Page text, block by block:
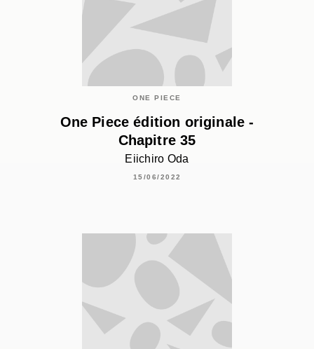
ONE PIECE
One Piece édition originale -
Chapitre 35
Eiichiro Oda
15/06/2022